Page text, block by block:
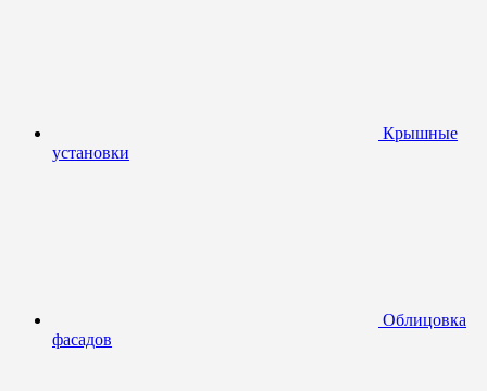
Крышные
установки
Облицовка
фасадов